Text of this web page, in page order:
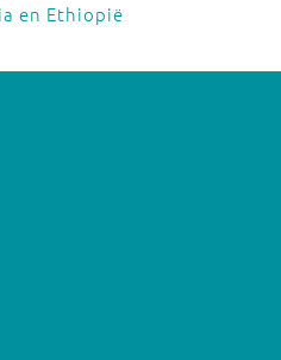
en Ethiopië